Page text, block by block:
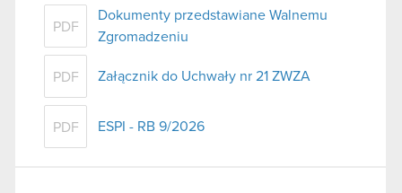
PDF
Dokumenty przedstawiane Walnemu
Zgromadzeniu
PDF Załącznik do Uchwały nr 21 ZWZA
PDF ESPI - RB 9/2026